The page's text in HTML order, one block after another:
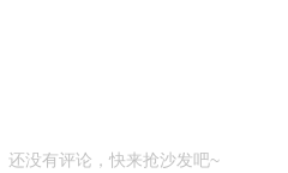
还没有评论，快来抢沙发吧~